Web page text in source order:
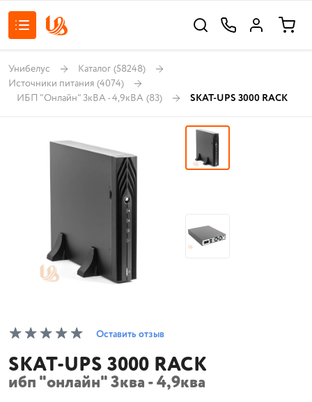
Унибелус Каталог (58248)
Источники питания (4074)
ИБП "Онлайн" 3кВА - 4,9кВА (83) SKAT-UPS 3000 RACK
Оставить отзыв
SKAT-UPS 3000 RACK
ибп "онлайн" 3ква - 4,9ква